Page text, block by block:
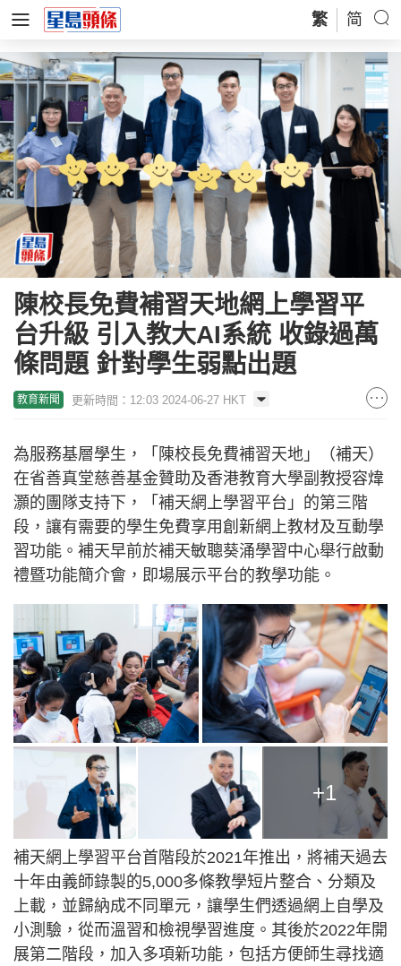
繁 简
陳校長免費補習天地網上學習平
台升級 引入教大AI系統 收錄過萬
條問題 針對學生弱點出題
教育新聞 更新時間：12:03 2024-06-27 HKT
為服務基層學生，「陳校長免費補習天地」（補天）
在省善真堂慈善基金贊助及香港教育大學副教授容煒
灝的團隊支持下，「補天網上學習平台」的第三階
段，讓有需要的學生免費享用創新網上教材及互動學
習功能。補天早前於補天敏聰葵涌學習中心舉行啟動
禮暨功能簡介會，即場展示平台的教學功能。
+1
補天網上學習平台首階段於2021年推出，將補天過去
十年由義師錄製的5,000多條教學短片整合、分類及
上載，並歸納成不同單元，讓學生們透過網上自學及
小測驗，從而溫習和檢視學習進度。其後於2022年開
展第二階段，加入多項新功能，包括方便師生尋找適